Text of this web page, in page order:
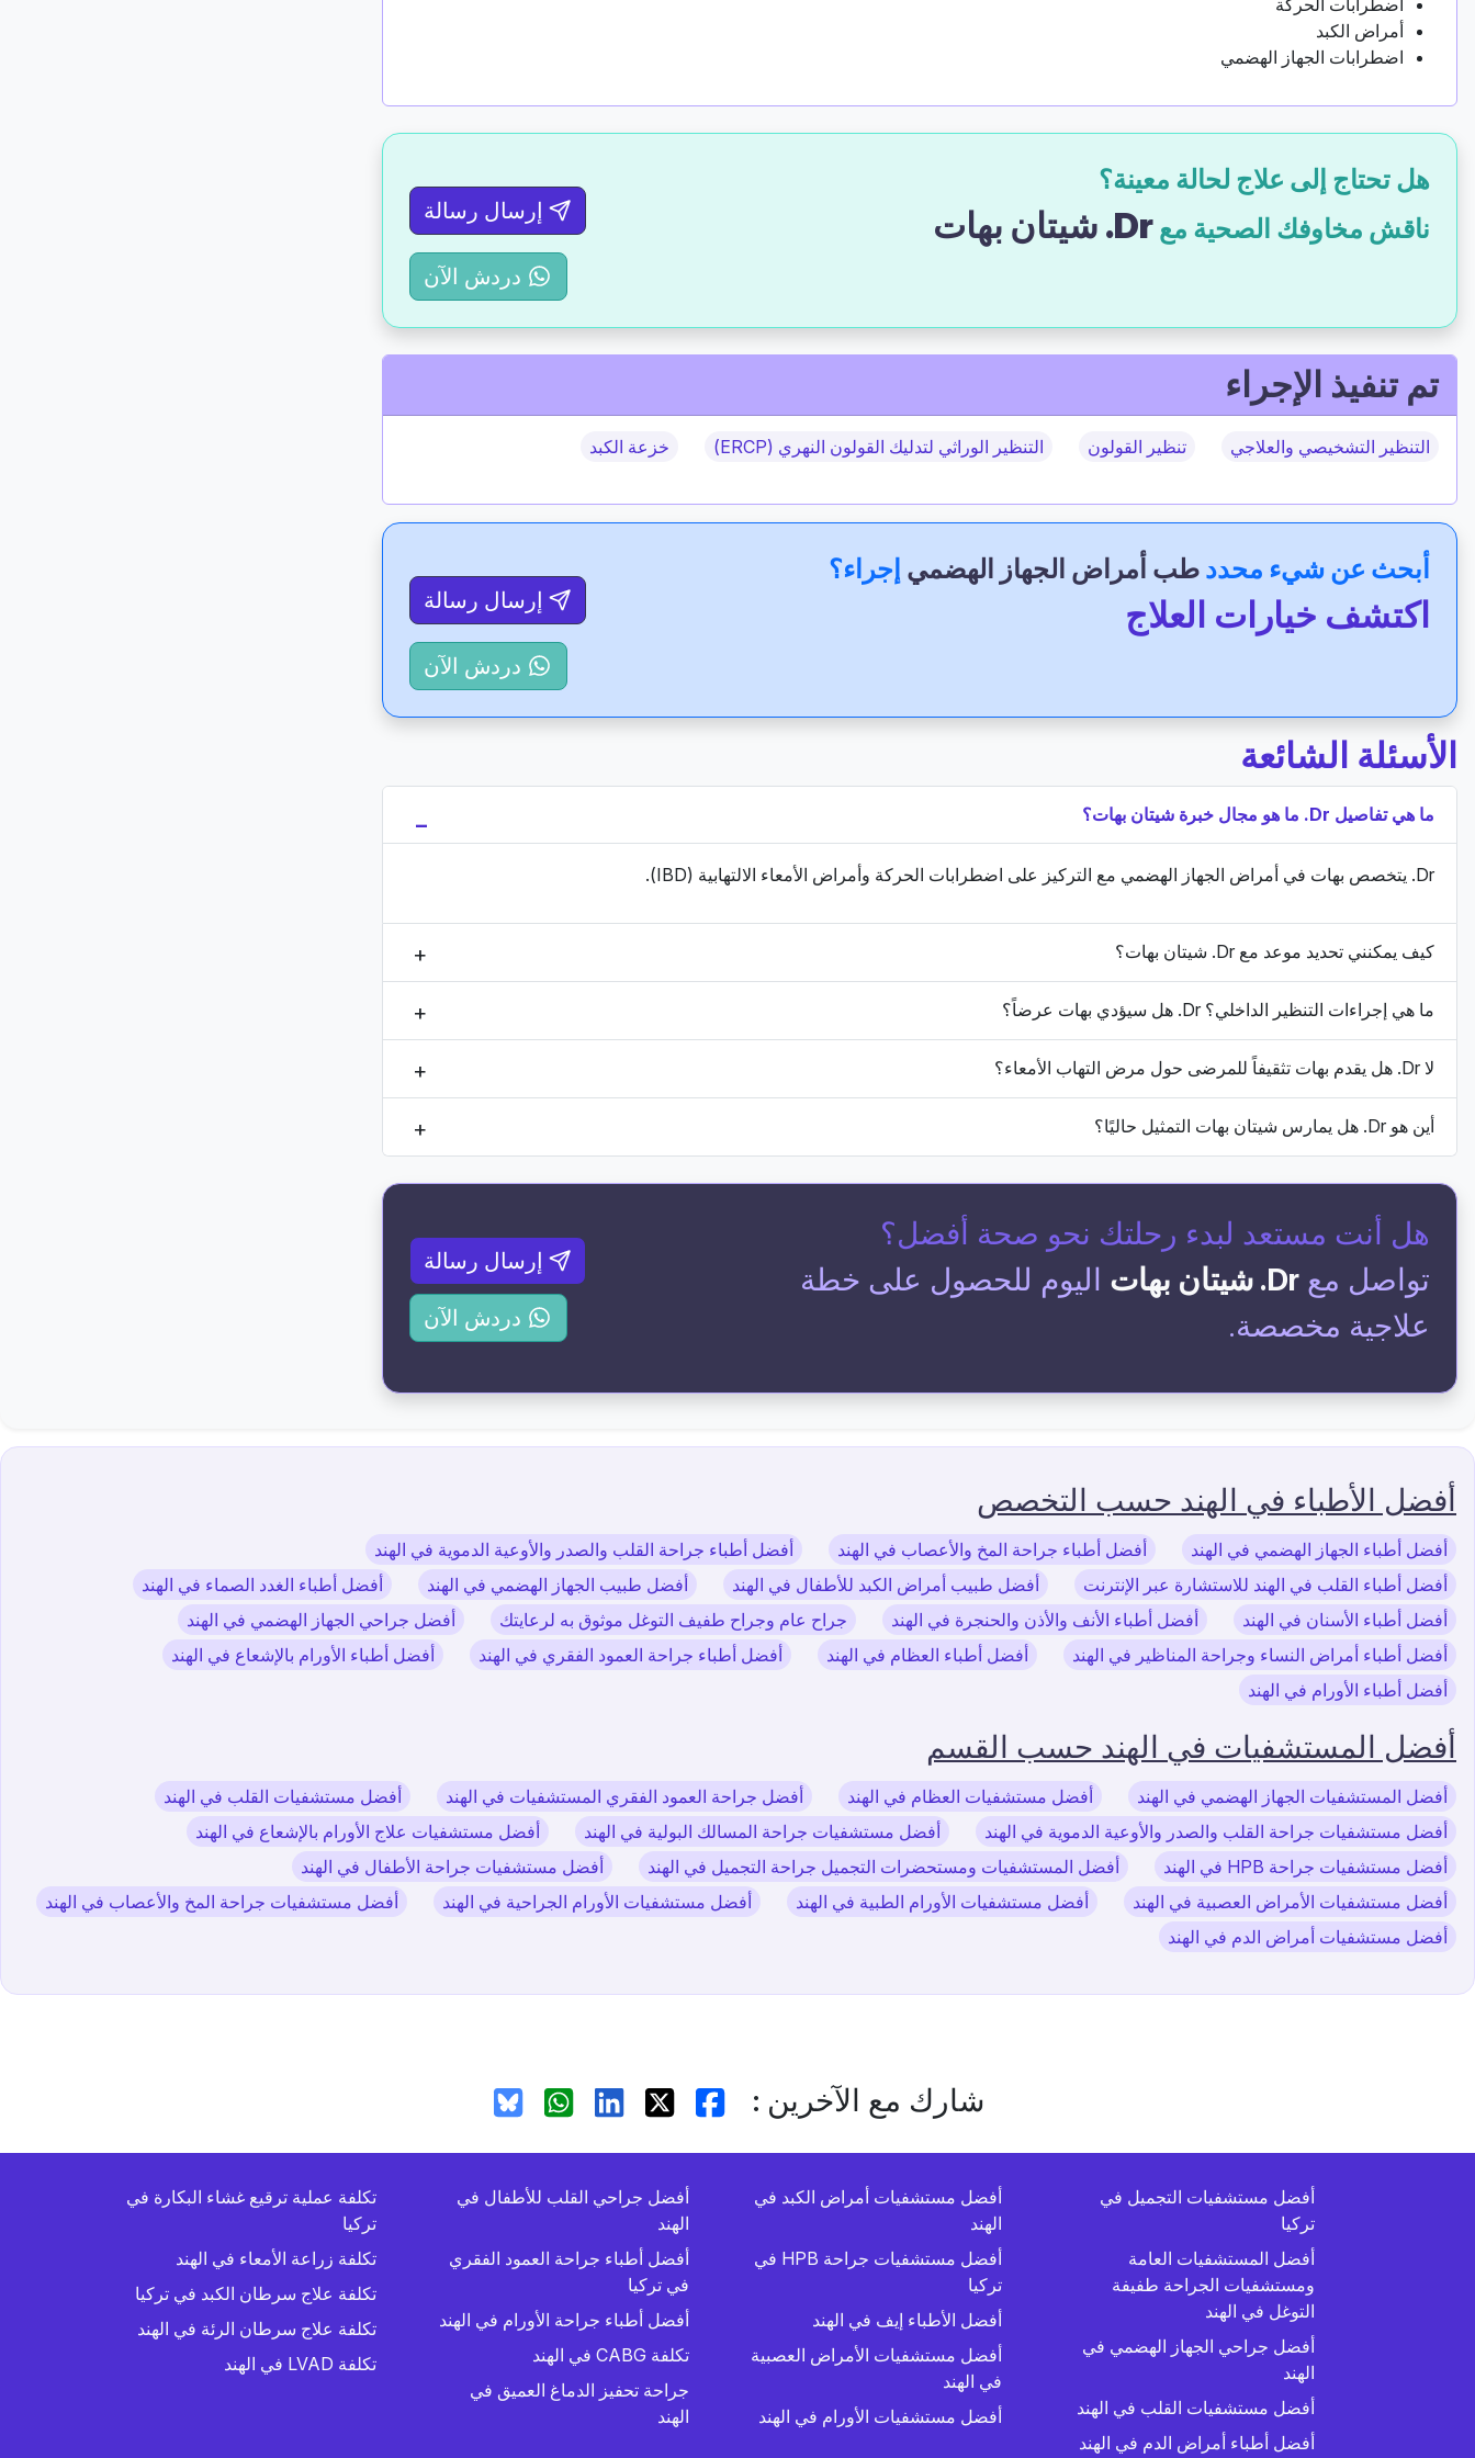
أمراض الكبد
اضطرابات الجهاز الهضمي
هل تحتاج إلى علاج لحالة معينة؟
ناقش مخاوفك الصحية مع Dr. شيتان بهات إرسال رسالة
دردش الآن
تم تنفيذ الإجراء
التنظير التشخيصي والعلاجي تنظير القولون التنظير الوراثي لتدليك القولون النهري (ERCP) خزعة الكبد
أبحث عن شيء محدد طب أمراض الجهاز الهضمي إجراء؟
اكتشف خيارات العلاج إرسال رسالة
دردش الآن
الأسئلة الشائعة
ما هي تفاصيل Dr. ما هو مجال خبرة شيتان بهات؟
Dr. يتخصص بهات في أمراض الجهاز الهضمي مع التركيز على اضطرابات الحركة وأمراض الأمعاء الالتهابية (IBD).
كيف يمكنني تحديد موعد مع Dr. شيتان بهات؟
ما هي إجراءات التنظير الداخلي؟ Dr. هل سيؤدي بهات عرضاً؟
لا Dr. هل يقدم بهات تثقيفاً للمرضى حول مرض التهاب الأمعاء؟
أين هو Dr. هل يمارس شيتان بهات التمثيل حاليًا؟
هل أنت مستعد لبدء رحلتك نحو صحة أفضل؟
تواصل مع Dr. شيتان بهات
اليوم للحصول على خطة
علاجية مخصصة.
إرسال رسالة
دردش الآن
أفضل الأطباء في الهند حسب التخصص
أفضل أطباء الجهاز الهضمي في الهند أفضل أطباء جراحة المخ والأعصاب في الهند
أفضل أطباء جراحة القلب والصدر والأوعية الدموية في الهند
أفضل أطباء القلب في الهند للاستشارة عبر الإنترنت
أفضل طبيب أمراض الكبد للأطفال في الهند أفضل طبيب الجهاز الهضمي في الهند
أفضل أطباء الغدد الصماء في الهند
أفضل أطباء الأسنان في الهند
أفضل أطباء الأنف والأذن والحنجرة في الهند جراح عام وجراح طفيف التوغل موثوق به لرعايتك
أفضل جراحي الجهاز الهضمي في الهند
أفضل أطباء أمراض النساء وجراحة المناظير في الهند
أفضل أطباء العظام في الهند أفضل أطباء جراحة العمود الفقري في الهند
أفضل أطباء الأورام بالإشعاع في الهند
أفضل أطباء الأورام في الهند
أفضل المستشفيات في الهند حسب القسم
أفضل المستشفيات الجهاز الهضمي في الهند أفضل مستشفيات العظام في الهند أفضل جراحة العمود الفقري المستشفيات في الهند
أفضل مستشفيات القلب في الهند
أفضل مستشفيات جراحة القلب والصدر والأوعية الدموية في الهند
أفضل مستشفيات جراحة المسالك البولية في الهند
أفضل مستشفيات علاج الأورام بالإشعاع في الهند
أفضل مستشفيات جراحة HPB في الهند
أفضل المستشفيات ومستحضرات التجميل جراحة التجميل في الهند
أفضل مستشفيات جراحة الأطفال في الهند
أفضل مستشفيات الأمراض العصبية في الهند
أفضل مستشفيات الأورام الطبية في الهند أفضل مستشفيات الأورام الجراحية في الهند
أفضل مستشفيات جراحة المخ والأعصاب في الهند
أفضل مستشفيات أمراض الدم في الهند
شارك مع الآخرين :
أفضل مستشفيات التجميل في
تركيا
أفضل المستشفيات العامة
ومستشفيات الجراحة طفيفة
التوغل في الهند
أفضل جراحي الجهاز الهضمي في
الهند
أفضل مستشفيات القلب في الهند
أفضل أطباء أمراض الدم في الهند
أفضل مستشفيات أمراض الكبد في
الهند
أفضل مستشفيات جراحة HPB في
تركيا
أفضل الأطباء إيف في الهند
أفضل مستشفيات الأمراض العصبية
في الهند
أفضل مستشفيات الأورام في الهند
أفضل جراحي القلب للأطفال في
الهند
أفضل أطباء جراحة العمود الفقري
في تركيا
أفضل أطباء جراحة الأورام في الهند
تكلفة CABG في الهند
جراحة تحفيز الدماغ العميق في
الهند
تكلفة عملية ترقيع غشاء البكارة في
تركيا
تكلفة زراعة الأمعاء في الهند
تكلفة علاج سرطان الكبد في تركيا
تكلفة علاج سرطان الرئة في الهند
تكلفة LVAD في الهند